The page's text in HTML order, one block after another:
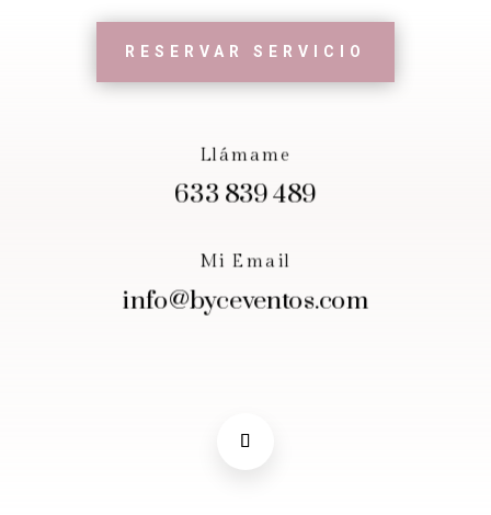
RESERVAR SERVICIO
Llámame
633 839 489
Mi Email
info@byceventos.com